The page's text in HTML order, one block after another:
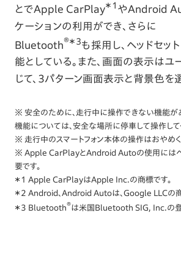
とでApple CarPlay＊1 やAndroid
ケーションの利用ができ、さらに
Bluetooth®＊3も採用し、ヘッドセッ
能としている。また、画面の表示は
じて、3パターン画面表示と背景色を
※ 安全のために、走行中に操作できない機能が
機能については、安全な場所に停車して操作して
※ 走行中のスマートフォン本体の操作はおやめく
※ Apple CarPlayとAndroid Autoの使用にはヘ
要です。
＊1 Apple CarPlayはApple Inc.の商標です。
＊2 Android、Android Autoは、Google LLCの商
＊3 Bluetooth®は米国Bluetooth SIG, Inc.の登